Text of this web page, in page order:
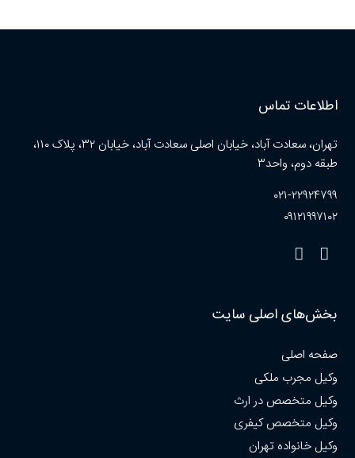
اطلاعات تماس
تهران، سعادت آباد، خیابان اصلی سعادت آباد، خیابان ۳۲، پلاک ۱۱۰،
طبقه دوم، واحد۳
۰۲۱-۲۲۹۲۴۷۹۹
۰۹۱۲۱۹۹۷۱۰۲
بخش‌های اصلی سایت
صفحه اصلی
وکیل مجرب ملکی
وکیل متخصص در ارث
وکیل متخصص کیفری
وکیل خانواده تهران